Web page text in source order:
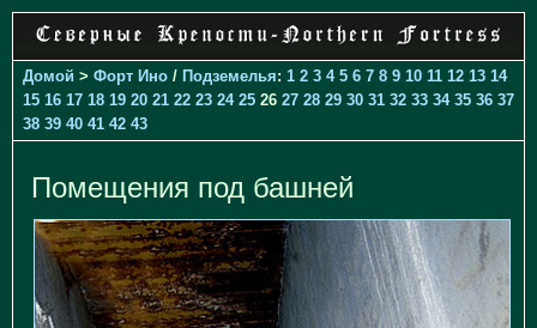
Домой > Форт Ино / Подземелья: 1 2 3 4 5 6 7 8 9 10 11 12 13 14
15 16 17 18 19 20 21 22 23 24 25 26 27 28 29 30 31 32 33 34 35 36 37
38 39 40 41 42 43
Помещения под башней